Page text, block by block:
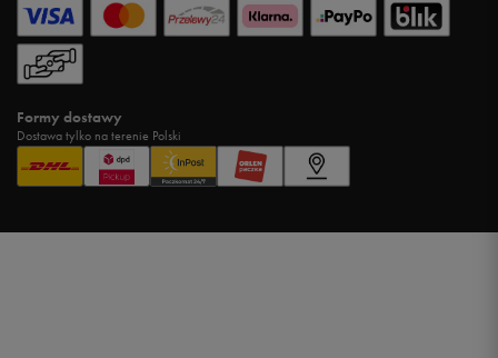
Formy dostawy
Dostawa tylko na terenie Polski